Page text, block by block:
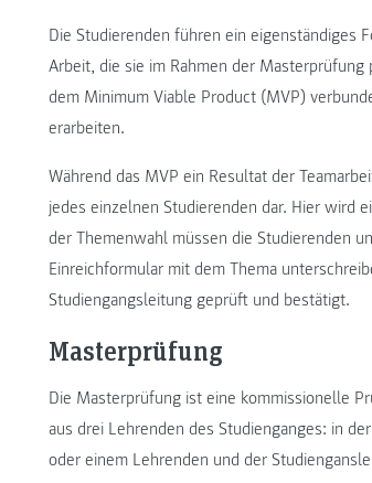
Die Studierenden führen ein eigenständiges
Arbeit, die sie im Rahmen der
dem Minimum Viable Product (MVP)
erarbeiten.
Während das MVP ein Resultat der
jedes einzelnen Studierenden dar. Hier wird
der Themenwahl müssen die Studierenden
Einreichformular mit dem Thema
Studiengangsleitung geprüft und bestätigt.
Masterprüfung
Die Masterprüfung ist eine kommissionelle
aus drei Lehrenden des Studienganges: in
oder einem Lehrenden und der